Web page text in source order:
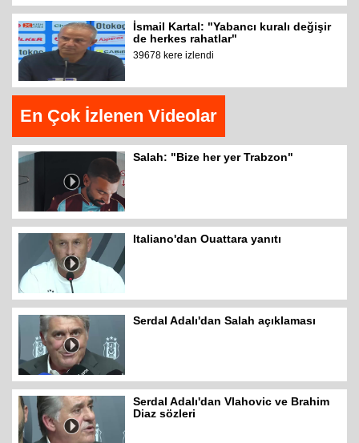
İsmail Kartal: "Yabancı kuralı değişir
de herkes rahatlar"
39678 kere izlendi
En Çok İzlenen Videolar
Salah: "Bize her yer Trabzon"
Italiano'dan Ouattara yanıtı
Serdal Adalı'dan Salah açıklaması
Serdal Adalı'dan Vlahovic ve Brahim
Diaz sözleri